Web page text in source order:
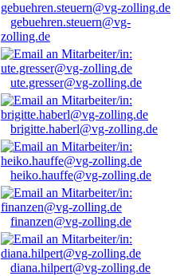
gebuehren.steuern@vg-
zolling.de
ute.gresser@vg-zolling.de
brigitte.haberl@vg-zolling.de
heiko.hauffe@vg-zolling.de
finanzen@vg-zolling.de
diana.hilpert@vg-zolling.de